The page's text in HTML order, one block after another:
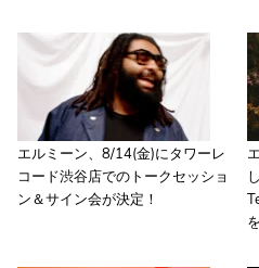
エルミーン、8/14(金)にタワーレ
コード渋谷店でのトークセッショ
ン＆サイン会が決定！